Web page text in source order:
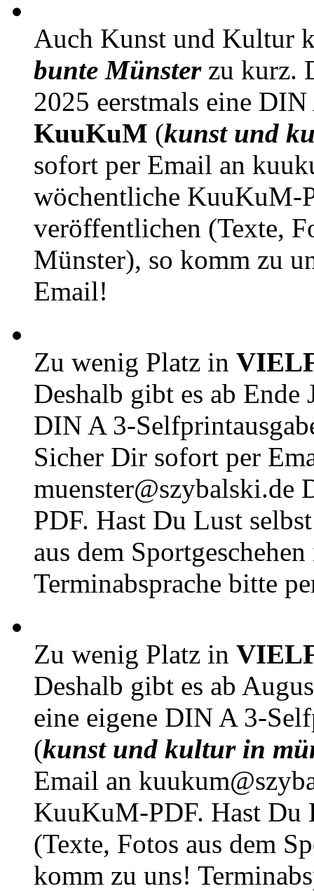
Auch Kunst und Kultur
bunte Münsterzu kurz.
2025 eerstmals eine
KuuKuM (kunst und
sofort per Email an
wöchentliche KuuKuM-
veröffentlichen (Texte,
Münster), so komm zu
Email!
Zu wenig Platz in
Deshalb gibt es ab Ende
DIN A 3-
Sicher Dir sofort per
muenster@szybalski.de
PDF. Hast Du Lust
aus dem
Terminabsprache bitte
Zu wenig Platz in
Deshalb gibt es ab
eine eigene DIN A 3-
(kunst und kultur in
Email an
KuuKuM-PDF. Hast Du
(Texte, Fotos aus dem
komm zu uns!